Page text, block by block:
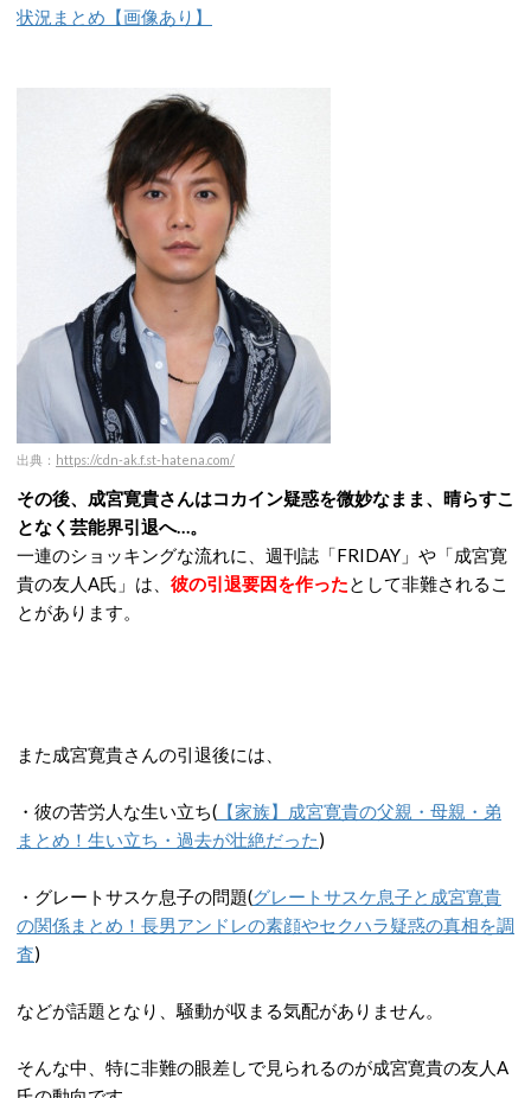
状況まとめ【画像あり】
出典： https://cdn-ak.f.st-hatena.com/
その後、成宮寛貴さんはコカイン疑惑を微妙なまま、晴らすこ
となく芸能界引退へ…。
一連のショッキングな流れに、週刊誌「FRIDAY」や「成宮寛
貴の友人A氏」は、 彼の引退要因を作ったとして非難されるこ
とがあります。
また成宮寛貴さんの引退後には、
・彼の苦労人な生い立ち( 【家族】成宮寛貴の父親・母親・弟
まとめ！生い立ち・過去が壮絶だった)
・グレートサスケ息子の問題(グレートサスケ息子と成宮寛貴
の関係まとめ！長男アンドレの素顔やセクハラ疑惑の真相を調
査)
などが話題となり、騒動が収まる気配がありません。
そんな中、特に非難の眼差しで見られるのが成宮寛貴の友人A